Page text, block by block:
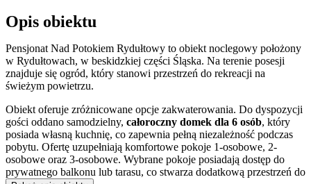
Opis obiektu
Pensjonat Nad Potokiem Rydułtowy to obiekt noclegowy położony
w Rydułtowach, w beskidzkiej części Śląska. Na terenie posesji
znajduje się ogród, który stanowi przestrzeń do rekreacji na
świeżym powietrzu.
Obiekt oferuje zróżnicowane opcje zakwaterowania. Do dyspozycji
gości oddano samodzielny, całoroczny domek dla 6 osób, który
posiada własną kuchnię, co zapewnia pełną niezależność podczas
pobytu. Ofertę uzupełniają komfortowe pokoje 1-osobowe, 2-
osobowe oraz 3-osobowe. Wybrane pokoje posiadają dostęp do
prywatnego balkonu lub tarasu, co stwarza dodatkową przestrzeń do